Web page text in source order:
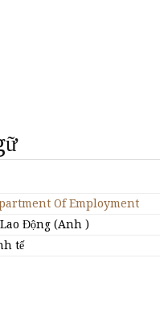
Of Employment
Động (Anh )
tế